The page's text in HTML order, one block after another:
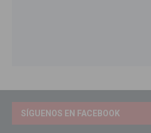
SÍGUENOS EN FACEBOOK